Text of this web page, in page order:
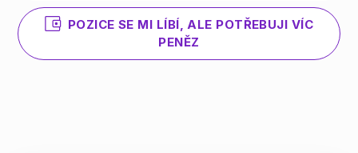
POZICE SE MI LÍBÍ, ALE POTŘEBUJI VÍC
PENĚZ